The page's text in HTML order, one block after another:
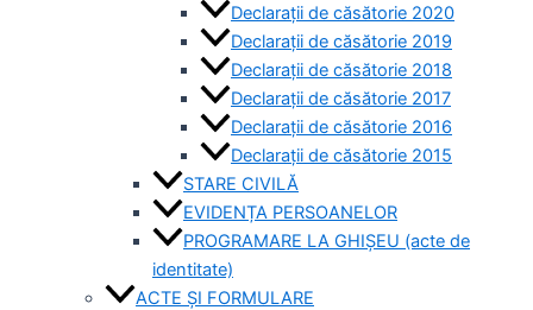
Declarații de căsătorie 2020
Declarații de căsătorie 2019
Declarații de căsătorie 2018
Declarații de căsătorie 2017
Declarații de căsătorie 2016
Declarații de căsătorie 2015
STARE CIVILĂ
EVIDENȚA PERSOANELOR
PROGRAMARE LA GHIȘEU (acte de
identitate)
ACTE ȘI FORMULARE